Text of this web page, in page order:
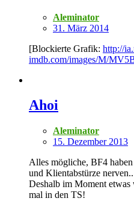
Aleminator
31. März 2014
[Blockierte Grafik: http://
imdb.com/images/M/
Ahoi
Aleminator
15. Dezember 2013
Alles mögliche, BF4
und Klientabstürze nerven..
Deshalb im Moment etwas
mal in den TS!